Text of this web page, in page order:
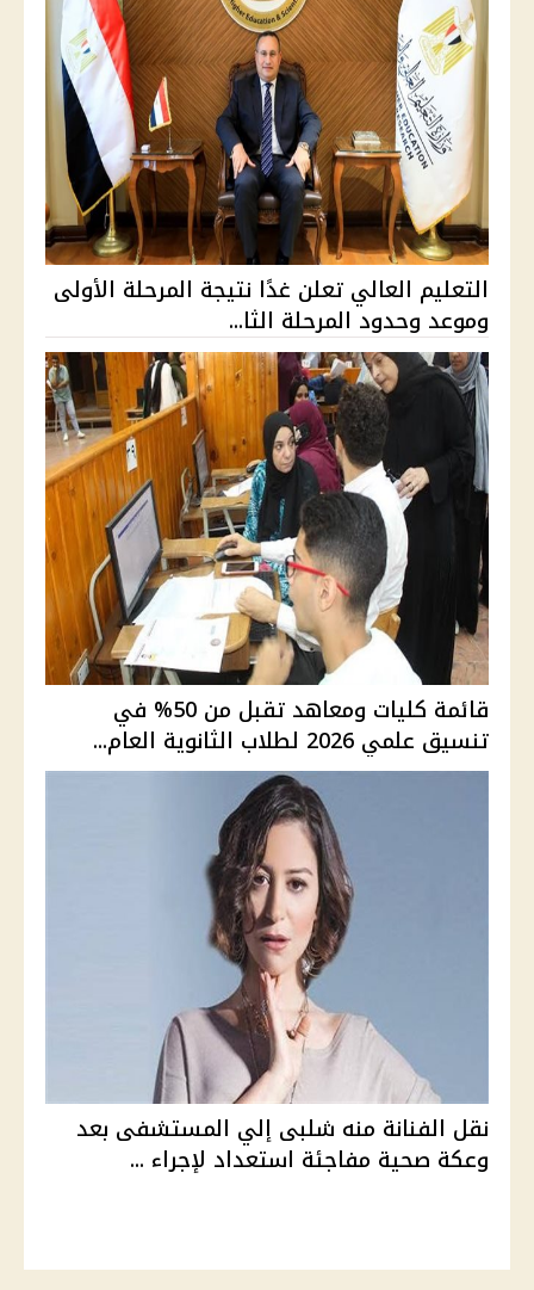
التعليم العالي تعلن غدًا نتيجة المرحلة الأولى
وموعد وحدود المرحلة الثا...
قائمة كليات ومعاهد تقبل من 50% في
تنسيق علمي 2026 لطلاب الثانوية العام...
نقل الفنانة منه شلبى إلي المستشفى بعد
وعكة صحية مفاجئة استعداد لإجراء ...